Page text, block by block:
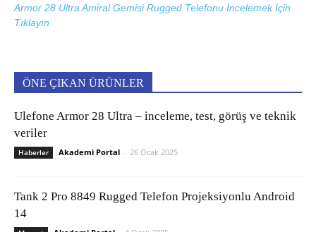
Armor 28 Ultra Amiral Gemisi Rugged Telefonu İncelemek İçin
Tıklayın
ÖNE ÇIKAN ÜRÜNLER
Ulefone Armor 28 Ultra – inceleme, test, görüş ve teknik
veriler
Haberler Akademi Portal - 26 Ocak 2025
Tank 2 Pro 8849 Rugged Telefon Projeksiyonlu Android
14